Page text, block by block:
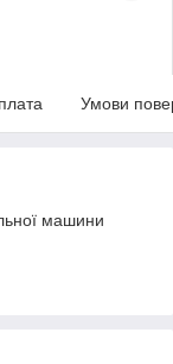
Умови
машини